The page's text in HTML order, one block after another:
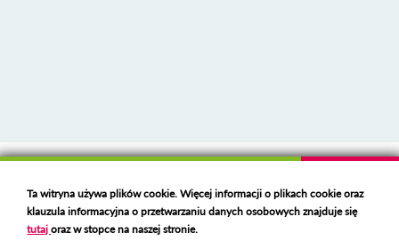
Deklaracja dostępności
Polski serwer RBLhttps://polspam.pl/
Ta witryna używa plików cookie. Więcej informacji o plikach cookie oraz
klauzula informacyjna o przetwarzaniu danych osobowych znajduje się
tutajoraz w stopce na naszej stronie.